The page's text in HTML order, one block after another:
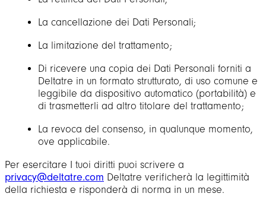
La cancellazione dei Dati Personali;
La limitazione del trattamento;
Di ricevere una copia dei Dati Personali forniti a
Deltatre in un formato strutturato, di uso comune e
leggibile da dispositivo automatico (portabilità) e
di trasmetterli ad altro titolare del trattamento;
La revoca del consenso, in qualunque momento,
ove applicabile.
Per esercitare I tuoi diritti puoi scrivere a
privacy@deltatre.com Deltatre verificherà la legittimità
della richiesta e risponderà di norma in un mese.